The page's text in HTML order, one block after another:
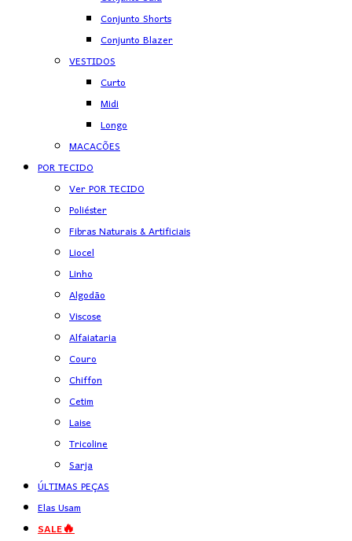
Conjunto Shorts
Conjunto Blazer
VESTIDOS
Curto
Midi
Longo
MACACÕES
POR TECIDO
Ver POR TECIDO
Poliéster
Fibras Naturais & Artificiais
Liocel
Linho
Algodão
Viscose
Alfaiataria
Couro
Chiffon
Cetim
Laise
Tricoline
Sarja
ÚLTIMAS PEÇAS
Elas Usam
SALE🔥